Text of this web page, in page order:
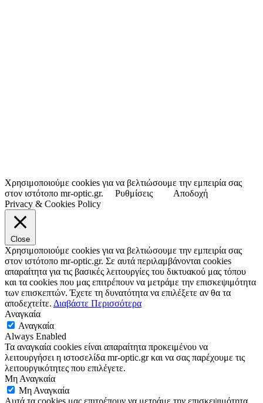
Χρησιμοποιούμε cookies για να βελτιώσουμε την εμπειρία σας
στον ιστότοπο mr-optic.gr.
Ρυθμίσεις
Αποδοχή
Privacy & Cookies Policy
Close
Χρησιμοποιούμε cookies για να βελτιώσουμε την εμπειρία σας
στον ιστότοπο mr-optic.gr. Σε αυτά περιλαμβάνονται cookies
απαραίτητα για τις βασικές λειτουργίες του δικτυακού μας τόπου
και τα cookies που μας επιτρέπουν να μετράμε την επισκεψιμότητα
των επισκεπτών. Έχετε τη δυνατότητα να επιλέξετε αν θα τα
αποδεχτείτε. Διαβάστε Περισσότερα
Αναγκαία
Αναγκαία
Always Enabled
Τα αναγκαία cookies είναι απαραίτητα προκειμένου να
λειτουργήσει η ιστοσελίδα mr-optic.gr και να σας παρέχουμε τις
λειτουργικότητες που επιλέγετε.
Μη Αναγκαία
Μη Αναγκαία